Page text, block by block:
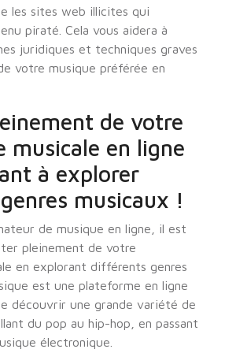
les sites web illicites qui
piraté. Cela vous aidera à
juridiques et techniques graves
votre musique préférée en
de votre
musicale en ligne
à explorer
musicaux !
de musique en ligne, il est
pleinement de votre
en explorant différents genres
est une plateforme en ligne
découvrir une grande variété de
du pop au hip-hop, en passant
électronique.